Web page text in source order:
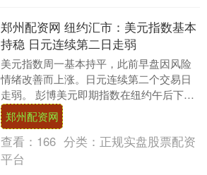
郑州配资网 纽约汇市：美元指数基本
持稳 日元连续第二日走弱
美元指数周一基本持平，此前早盘因风险
情绪改善而上涨。日元连续第二个交易日
走弱。 彭博美元即期指数在纽约午后下跌
不到0.1%，此前盘中一度上涨0.3%。 美国
服务....
郑州配资网
查看： 166 分类： 正规实盘股票配资
平台